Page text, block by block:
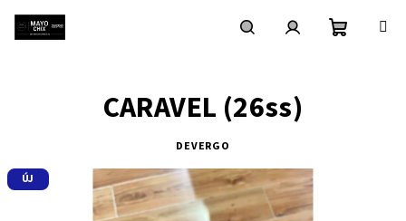
CARAVEL (26ss)
DEVERGO
ÚJ